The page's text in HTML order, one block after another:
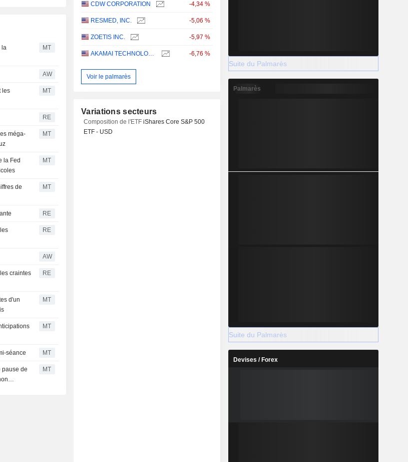
la
MT
AW
les
MT
RE
méga-
MT
la Fed
MT
de
MT
RE
RE
AW
craintes
RE
d'un
MT
MT
séance MT
pause de
MT
CDW CORPORATION -4,34 %
RESMED, INC. -5,06 %
ZOETIS INC. -5,97 %
AKAMAI TECHNOLOGIES, INC. -6,76 %
Voir le palmarès
Variations secteurs
Composition de l'ETFiShares Core S&P 500
ETF - USD
Suite du Palmarès
Palmarès
Suite du Palmarès
Devises / Forex